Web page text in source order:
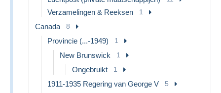
Verzamelingen & Reeksen 1
Canada 8
Provincie (...-1949) 1
New Brunswick 1
Ongebruikt 1
1911-1935 Regering van George V 5